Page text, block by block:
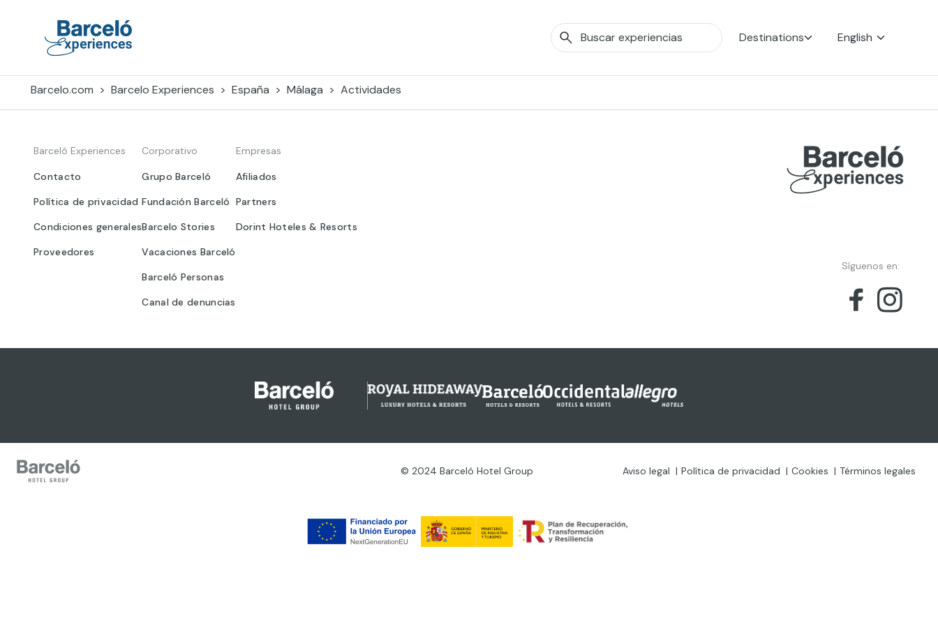
Destinations English
Barcelo.com Barcelo Experiences España Málaga Actividades
Barceló Experiences
Contacto
Política de privacidad
Condiciones generales
Proveedores
Corporativo
Grupo Barceló
Fundación Barceló
Barcelo Stories
Vacaciones Barceló
Barceló Personas
Canal de denuncias
Empresas
Afiliados
Partners
Dorint Hoteles & Resorts
Síguenos en:
© 2024 Barceló Hotel Group Aviso legal Política de privacidad Cookies Términos legales